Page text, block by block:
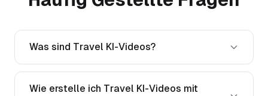
Was sind Travel KI-Videos?
Wie erstelle ich Travel KI-Videos mit